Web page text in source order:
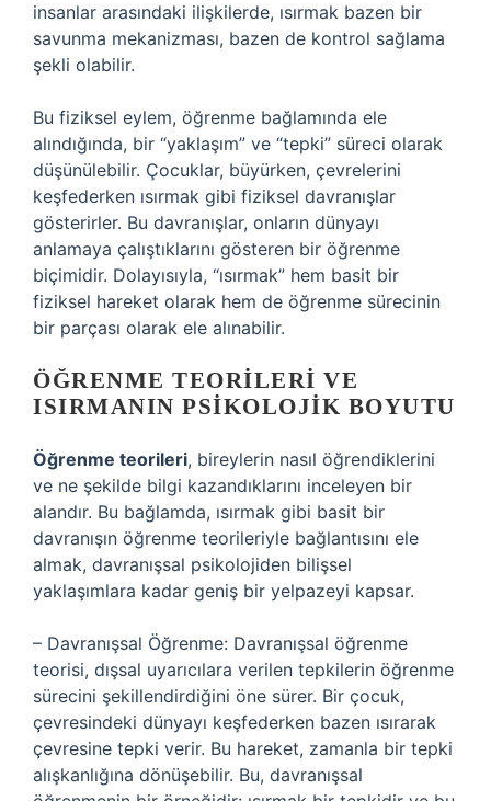
insanlar arasındaki ilişkilerde, ısırmak bazen bir
savunma mekanizması, bazen de kontrol sağlama
şekli olabilir.
Bu fiziksel eylem, öğrenme bağlamında ele
alındığında, bir “yaklaşım” ve “tepki” süreci olarak
düşünülebilir. Çocuklar, büyürken, çevrelerini
keşfederken ısırmak gibi fiziksel davranışlar
gösterirler. Bu davranışlar, onların dünyayı
anlamaya çalıştıklarını gösteren bir öğrenme
biçimidir. Dolayısıyla, “ısırmak” hem basit bir
fiziksel hareket olarak hem de öğrenme sürecinin
bir parçası olarak ele alınabilir.
ÖĞRENME TEORILERI VE
ISIRMANIN PSIKOLOJIK BOYUTU
Öğrenme teorileri, bireylerin nasıl öğrendiklerini
ve ne şekilde bilgi kazandıklarını inceleyen bir
alandır. Bu bağlamda, ısırmak gibi basit bir
davranışın öğrenme teorileriyle bağlantısını ele
almak, davranışsal psikolojiden bilişsel
yaklaşımlara kadar geniş bir yelpazeyi kapsar.
– Davranışsal Öğrenme: Davranışsal öğrenme
teorisi, dışsal uyarıcılara verilen tepkilerin öğrenme
sürecini şekillendirdiğini öne sürer. Bir çocuk,
çevresindeki dünyayı keşfederken bazen ısırarak
çevresine tepki verir. Bu hareket, zamanla bir tepki
alışkanlığına dönüşebilir. Bu, davranışsal